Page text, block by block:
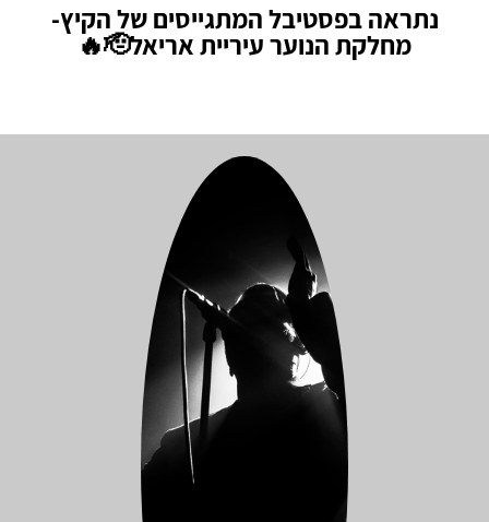
נתראה בפסטיבל המתגייסים של הקיץ-
מחלקת הנוער עיריית אריאל🫡🔥